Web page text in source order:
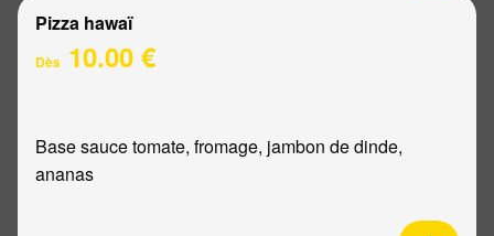
Pizza hawaï
Dès 10.00 €
Base sauce tomate, fromage, jambon de dinde,
ananas